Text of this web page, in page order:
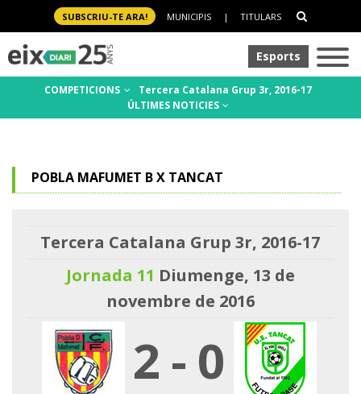
SUBSCRIU-TE ARA! MUNICIPIS | TITULARS
Esports
COMPETICIONS
Tercera Catalana Grup 3r, 2016-17
ÚLTIMES NOTICIES
POBLA MAFUMET B X TANCAT
Tercera Catalana Grup 3r, 2016-17
Jornada 11 Diumenge, 13 de
novembre de 2016
2 - 0